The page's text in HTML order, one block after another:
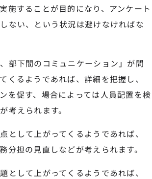
施することが目的になり、アンケート
ない、という状況は避けなければな
部下間のコミュニケーション」が問
くるようであれば、詳細を把握し、
を促す、場合によっては人員配置を検
考えられます。
として上がってくるようであれば、
分担の見直しなどが考えられます。
として上がってくるようであれば、